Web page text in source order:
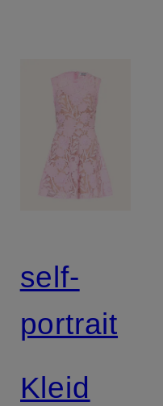
self-
portrait
Kleid